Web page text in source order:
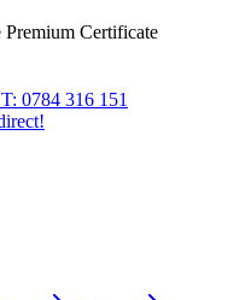
Premium Certificate
0784 316 151